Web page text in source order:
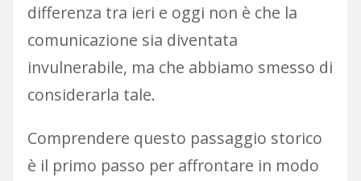
differenza tra ieri e oggi non è che la
comunicazione sia diventata
invulnerabile, ma che abbiamo smesso di
considerarla tale.
Comprendere questo passaggio storico
è il primo passo per affrontare in modo